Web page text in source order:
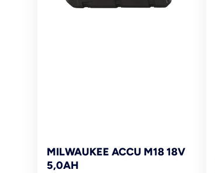
MILWAUKEE ACCU M18 18V
5,0AH